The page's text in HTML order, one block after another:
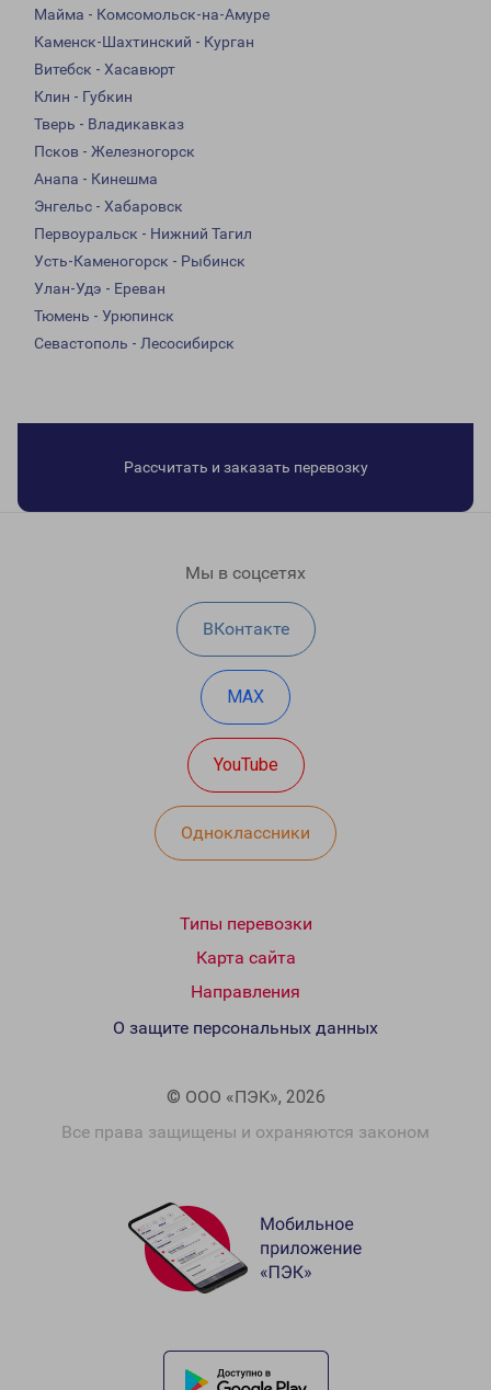
Майма - Комсомольск-на-Амуре
Каменск-Шахтинский - Курган
Витебск - Хасавюрт
Клин - Губкин
Тверь - Владикавказ
Псков - Железногорск
Анапа - Кинешма
Энгельс - Хабаровск
Первоуральск - Нижний Тагил
Усть-Каменогорск - Рыбинск
Улан-Удэ - Ереван
Тюмень - Урюпинск
Севастополь - Лесосибирск
Рассчитать и заказать перевозку
Мы в соцсетях
ВКонтакте
MAX
YouTube
Одноклассники
Типы перевозки
Карта сайта
Направления
© ООО «ПЭК», 2026
Все права защищены и охраняются законом
О защите персональных данных